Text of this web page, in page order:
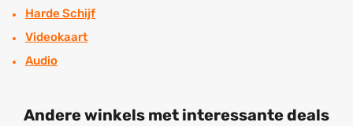
Harde Schijf
Videokaart
Audio
Andere winkels met interessante deals